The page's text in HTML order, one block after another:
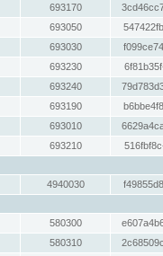
693170
693050
693030
693230
693240
693190
693010
693210
4940030
580300
580310